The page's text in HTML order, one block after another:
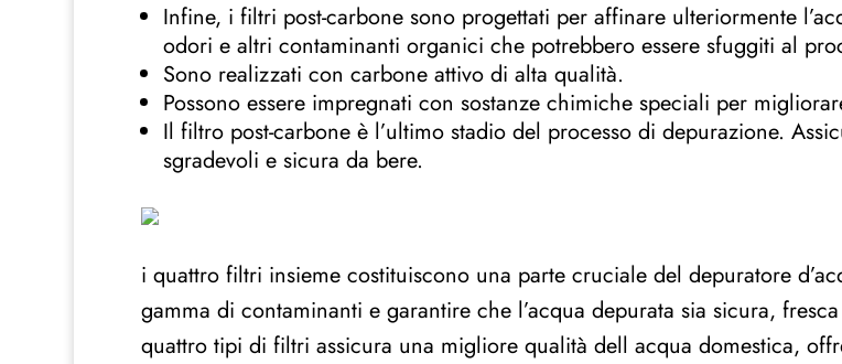
Infine, i filtri post-carbone sono progettati per affinare ulteriormente
odori e altri contaminanti organici che potrebbero essere sfuggiti al
Sono realizzati con carbone attivo di alta qualità.
Possono essere impregnati con sostanze chimiche speciali per
Il filtro post-carbone è l’ultimo stadio del processo di depurazione.
sgradevoli e sicura da bere.
i quattro filtri insieme costituiscono una parte cruciale del depuratore
gamma di contaminanti e garantire che l’acqua depurata sia sicura,
quattro tipi di filtri assicura una migliore qualità dell acqua domestica,